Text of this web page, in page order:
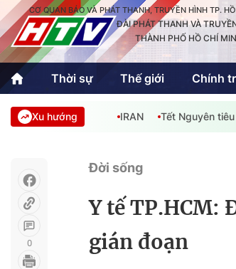
CƠ QUAN BÁO VÀ PHÁT THANH, TRUYỀN HÌNH TP.
ĐÀI PHÁT THANH VÀ
THÀNH PHỐ HỒ CHÍ
Thời sự Thế giới Chính
Thời sự
Thể thao
Quốc tế
An Sinh
Xu hướng IRAN Tết Nguyên tiêu
0
Đời sống
Y tế TP.HCM:
gián đoạn